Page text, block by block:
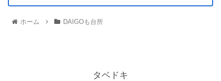
ホーム DAIGOも台所
タベドキ